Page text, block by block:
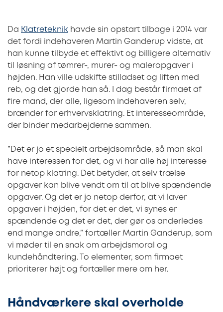
Da Klatreteknik havde sin opstart tilbage i 2014 var
det fordi indehaveren Martin Ganderup vidste, at
han kunne tilbyde et effektivt og billigere alternativ
til løsning af tømrer-, murer- og maleropgaver i
højden. Han ville udskifte stilladset og liften med
reb, og det gjorde han så. I dag består firmaet af
fire mand, der alle, ligesom indehaveren selv,
brænder for erhvervsklatring. Et interesseområde,
der binder medarbejderne sammen.
”Det er jo et specielt arbejdsområde, så man skal
have interessen for det, og vi har alle høj interesse
for netop klatring. Det betyder, at selv trælse
opgaver kan blive vendt om til at blive spændende
opgaver. Og det er jo netop derfor, at vi laver
opgaver i højden, for det er det, vi synes er
spændende og det er det, der gør os anderledes
end mange andre,” fortæller Martin Ganderup, som
vi møder til en snak om arbejdsmoral og
kundehåndtering. To elementer, som firmaet
prioriterer højt og fortæller mere om her.
Håndværkere skal overholde